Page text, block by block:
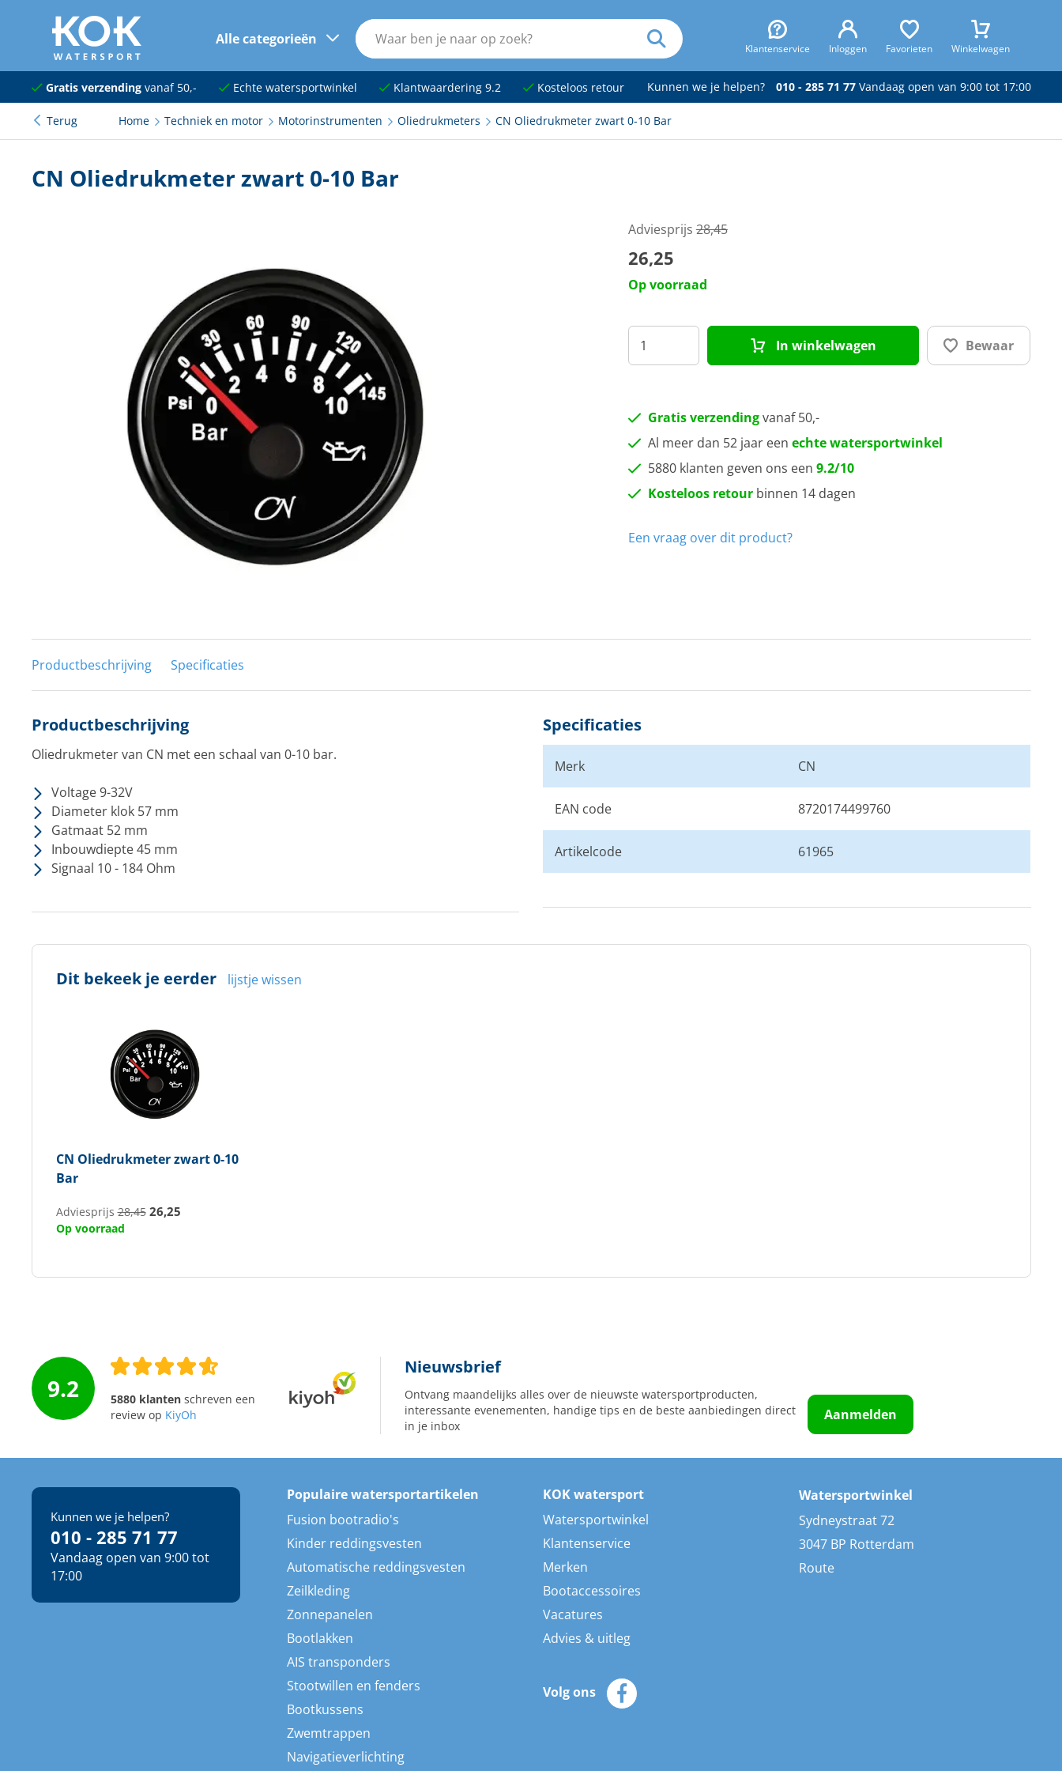
naar hoofdinhoud
Alle categorieën
Klantenservice Inloggen Favorieten Winkelwagen
Navigatie
Dekuitrusting
Kajuit en kombuis
Techniek en motor
Tuigage en dekbeslag
Veiligheid
Boten, toebehoren en fun
Meubels en lifestyle
Gratis verzendingvanaf 50,- Echte watersportwinkel Klantwaardering 9.2 Kosteloos retour Kunnen we je helpen? 010 - 285 71 77Vandaag open van 9:00 tot 17:00
Terug Home Techniek en motor Motorinstrumenten Oliedrukmeters CN Oliedrukmeter zwart 0-10 Bar
CN Oliedrukmeter zwart 0-10 Bar
Adviesprijs28,45
26,25
Op voorraad
In winkelwagen Bewaar
Gratis verzendingvanaf 50,-
Al meer dan 52 jaar een echte watersportwinkel
5880 klanten geven ons een 9.2/10
Kosteloos retourbinnen 14 dagen
Een vraag over dit product?
Productbeschrijving Specificaties
Productbeschrijving
Oliedrukmeter van CN met een schaal van 0-10 bar.
Voltage 9-32V
Diameter klok 57 mm
Gatmaat 52 mm
Inbouwdiepte 45 mm
Signaal 10 - 184 Ohm
Specificaties
Merk CN
EAN code 8720174499760
Artikelcode 61965
Dit bekeek je eerder lijstje wissen
CN Oliedrukmeter zwart 0-10
Bar
Adviesprijs28,45 26,25
Op voorraad
9.2 5880 klantenschreven een
review op KiyOh
Nieuwsbrief
Ontvang maandelijks alles over de nieuwste watersportproducten,
interessante evenementen, handige tips en de beste aanbiedingen direct
in je inbox
Aanmelden
Kunnen we je helpen?
010 - 285 71 77
Vandaag open van 9:00 tot
17:00
Populaire watersportartikelen
Fusion bootradio's
Kinder reddingsvesten
Automatische reddingsvesten
Zeilkleding
Zonnepanelen
Bootlakken
AIS transponders
Stootwillen en fenders
Bootkussens
Zwemtrappen
Navigatieverlichting
KOK watersport
Watersportwinkel
Klantenservice
Merken
Bootaccessoires
Vacatures
Advies & uitleg
Volg ons
Watersportwinkel
Sydneystraat 72
3047 BP Rotterdam
Route